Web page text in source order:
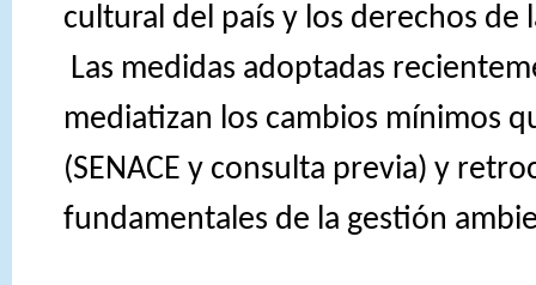
cultural del país y los derechos de
Las medidas adoptadas
mediatizan los cambios mínimos
(SENACE y consulta previa) y
fundamentales de la gestión